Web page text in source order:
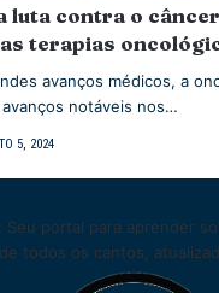
luta contra o
terapias
avanços médicos, a
notáveis nos…
5, 2024
Seu portal para aprender
todos os cantos,